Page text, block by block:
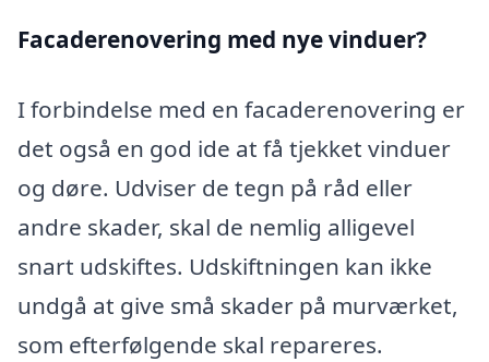
Facaderenovering med nye vinduer?
I forbindelse med en facaderenovering er
det også en god ide at få tjekket vinduer
og døre. Udviser de tegn på råd eller
andre skader, skal de nemlig alligevel
snart udskiftes. Udskiftningen kan ikke
undgå at give små skader på murværket,
som efterfølgende skal repareres.